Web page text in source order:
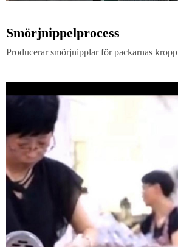
Smörjnippelprocess
Producerar smörjnipplar för packarnas kropp